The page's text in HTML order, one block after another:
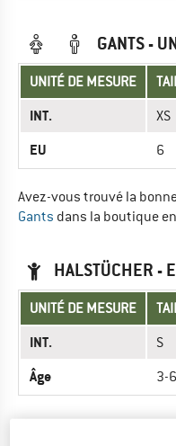
GANTS -
UNITÉ DE MESURE
INT. XS
EU 6
Avez-vous trouvé la
Gants dans la boutique
HALSTÜCHER -
UNITÉ DE MESURE
INT. S
Âge 3-